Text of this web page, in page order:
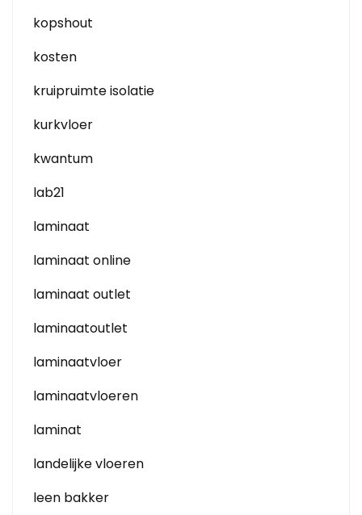
kopshout
kosten
kruipruimte isolatie
kurkvloer
kwantum
lab21
laminaat
laminaat online
laminaat outlet
laminaatoutlet
laminaatvloer
laminaatvloeren
laminat
landelijke vloeren
leen bakker